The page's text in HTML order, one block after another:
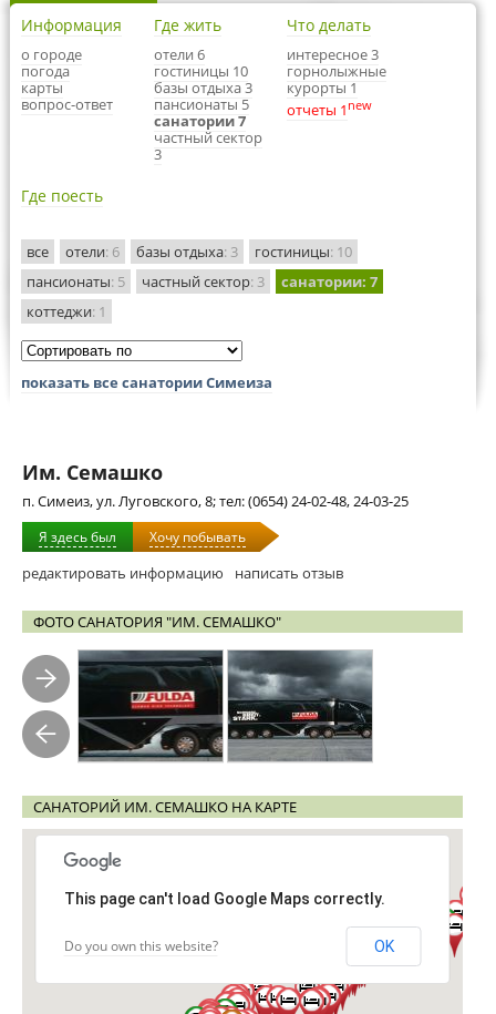
Информация
о городе
погода
карты
вопрос-ответ
Где жить
отели 6
гостиницы 10
базы отдыха 3
пансионаты 5
санатории 7
частный сектор
3
Что делать
интересное 3
горнолыжные
курорты 1
отчеты 1 new
Где поесть
все отели: 6 базы отдыха: 3 гостиницы: 10
пансионаты: 5 частный сектор: 3 санатории: 7
коттеджи: 1
показать все санатории Симеиза
Им. Семашко
п. Симеиз, ул. Луговского, 8; тел: (0654) 24-02-48, 24-03-25
Я здесь был Хочу побывать
редактировать информацию написать отзыв
ФОТО САНАТОРИЯ "ИМ. СЕМАШКО"
САНАТОРИЙ ИМ. СЕМАШКО НА КАРТЕ
This page can't load Google Maps correctly.
Do you own this website? OK